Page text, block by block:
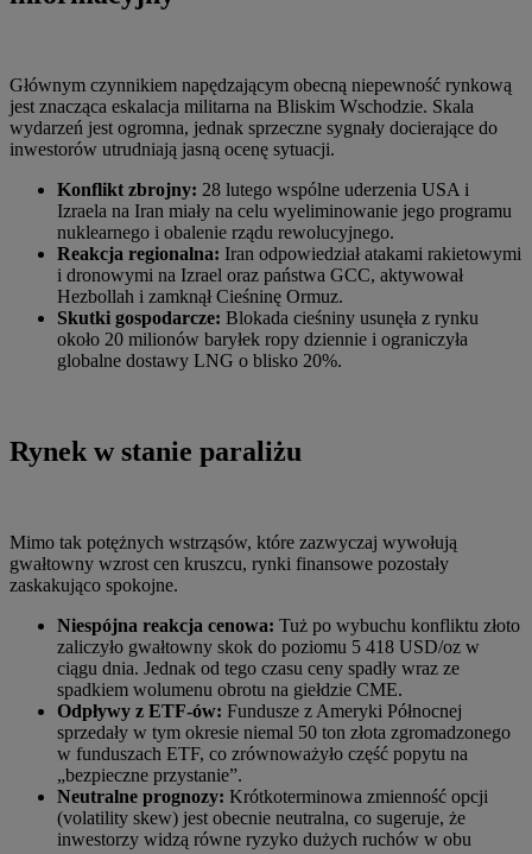
Głównym czynnikiem napędzającym obecną niepewność rynkową
jest znacząca eskalacja militarna na Bliskim Wschodzie. Skala
wydarzeń jest ogromna, jednak sprzeczne sygnały docierające do
inwestorów utrudniają jasną ocenę sytuacji.
Konflikt zbrojny: 28 lutego wspólne uderzenia USA i
Izraela na Iran miały na celu wyeliminowanie jego programu
nuklearnego i obalenie rządu rewolucyjnego.
Reakcja regionalna: Iran odpowiedział atakami rakietowymi
i dronowymi na Izrael oraz państwa GCC, aktywował
Hezbollah i zamknął Cieśninę Ormuz.
Skutki gospodarcze: Blokada cieśniny usunęła z rynku
około 20 milionów baryłek ropy dziennie i ograniczyła
globalne dostawy LNG o blisko 20%.
Rynek w stanie paraliżu
Mimo tak potężnych wstrząsów, które zazwyczaj wywołują
gwałtowny wzrost cen kruszcu, rynki finansowe pozostały
zaskakująco spokojne.
Niespójna reakcja cenowa: Tuż po wybuchu konfliktu złoto
zaliczyło gwałtowny skok do poziomu 5 418 USD/oz w
ciągu dnia. Jednak od tego czasu ceny spadły wraz ze
spadkiem wolumenu obrotu na giełdzie CME.
Odpływy z ETF-ów: Fundusze z Ameryki Północnej
sprzedały w tym okresie niemal 50 ton złota zgromadzonego
w funduszach ETF, co zrównoważyło część popytu na
„bezpieczne przystanie”.
Neutralne prognozy: Krótkoterminowa zmienność opcji
(volatility skew) jest obecnie neutralna, co sugeruje, że
inwestorzy widzą równe ryzyko dużych ruchów w obu